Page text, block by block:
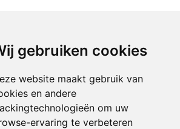
gebruiken cookies
website maakt gebruik van
en andere
om uw
ervaring te verbeteren